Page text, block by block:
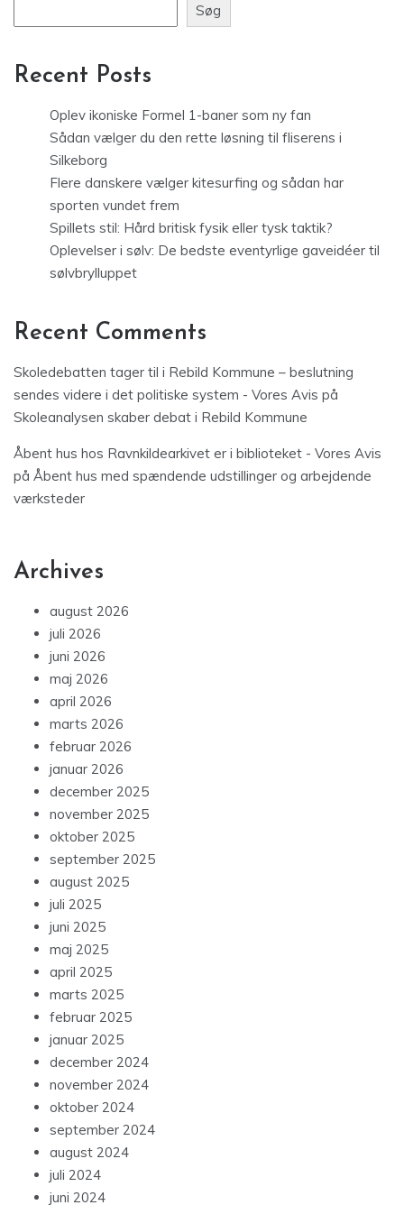
Søg
Recent Posts
Oplev ikoniske Formel 1-baner som ny fan
Sådan vælger du den rette løsning til fliserens i
Silkeborg
Flere danskere vælger kitesurfing og sådan har
sporten vundet frem
Spillets stil: Hård britisk fysik eller tysk taktik?
Oplevelser i sølv: De bedste eventyrlige gaveidéer til
sølvbrylluppet
Recent Comments
Skoledebatten tager til i Rebild Kommune – beslutning
sendes videre i det politiske system - Vores Avis på
Skoleanalysen skaber debat i Rebild Kommune
Åbent hus hos Ravnkildearkivet er i biblioteket - Vores Avis
på Åbent hus med spændende udstillinger og arbejdende
værksteder
Archives
august 2026
juli 2026
juni 2026
maj 2026
april 2026
marts 2026
februar 2026
januar 2026
december 2025
november 2025
oktober 2025
september 2025
august 2025
juli 2025
juni 2025
maj 2025
april 2025
marts 2025
februar 2025
januar 2025
december 2024
november 2024
oktober 2024
september 2024
august 2024
juli 2024
juni 2024